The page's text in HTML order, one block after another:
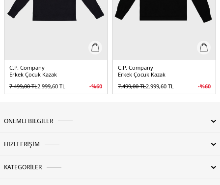
C.P. Company
Erkek Çocuk Kazak
7.499,00TL2.999,60 TL -%60
C.P. Company
Erkek Çocuk Kazak
7.499,00TL2.999,60 TL -%60
ÖNEMLİ BİLGİLER
HIZLI ERİŞİM
KATEGORİLER